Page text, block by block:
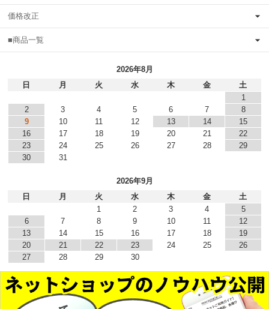
価格改正
■商品一覧
2026年8月
日
月 火 水 木 金
土
1
2
3 4 5 6 7
8
9
10 11 12 13 14
15
16
17 18 19 20 21
22
23
24 25 26 27 28
29
30
31
2026年9月
日
月 火 水 木 金
土
1
2 3 4
5
6
7 8 9 10 11
12
13
14 15 16 17 18
19
20
21 22 23 24 25
26
27
28 29 30